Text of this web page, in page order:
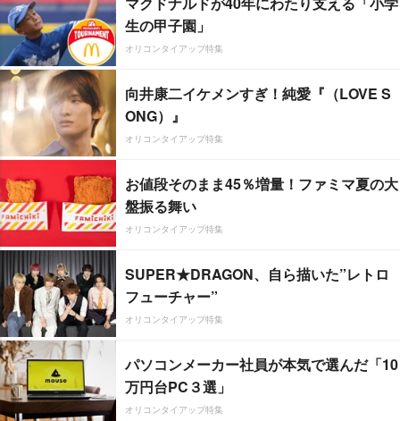
生の甲子園」
オリコンタイアップ特集
向井康二イケメンすぎ！純愛『（LOVE S
ONG）』
オリコンタイアップ特集
お値段そのまま45％増量！ファミマ夏の大
盤振る舞い
オリコンタイアップ特集
SUPER★DRAGON、自ら描いた”レトロ
フューチャー”
オリコンタイアップ特集
パソコンメーカー社員が本気で選んだ「10
万円台PC３選」
オリコンタイアップ特集